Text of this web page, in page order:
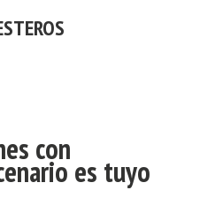
con
es tuyo